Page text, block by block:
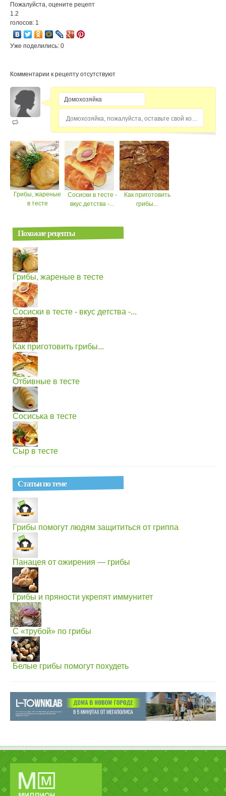
Пожалуйста, оцените рецепт
1.2
голосов: 1
Уже поделились: 0
Комментарии к рецепту отсутствуют
Домохозяйка, пожалуйста, оставьте свой комментарий...
Грибы, жареные
в тесте
Сосиски в тесте -
вкус детства -...
Как приготовить
грибы...
Похожие рецепты
Грибы, жареные в тесте
Сосиски в тесте - вкус детства -...
Как приготовить грибы...
Отбивные в тесте
Сосиська в тесте
Сыр в тесте
Статьи по теме
Грибы помогут людям защититься от гриппа
Панацея от ожирения — грибы
Грибы и пряности укрепят иммунитет
С «трубой» по грибы
Белые грибы помогут похудеть